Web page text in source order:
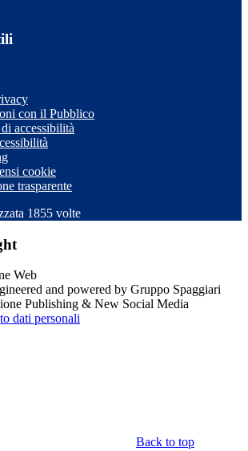
con il Pubblico
accessibilità
cookie
trasparente
1855 volte
and powered by Gruppo Spaggiari
Publishing & New Social Media
dati personali
Back to top